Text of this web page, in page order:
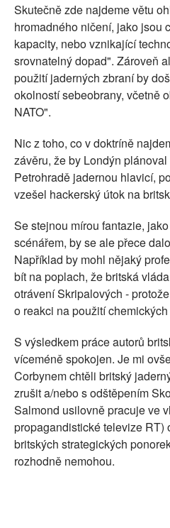
Skutečně zde najdeme větu
hromadného ničení, jako jsou
kapacity, nebo vznikající
srovnatelný dopad". Zároveň
použití jaderných zbraní by
okolností sebeobrany, včetně
NATO".
Nic z toho, co v doktríně
závěru, že by Londýn
Petrohradě jadernou hlavicí,
vzešel hackerský útok na
Se stejnou mírou fantazie,
scénářem, by se ale přece
Například by mohl nějaký
bít na poplach, že britská
otrávení Skripalových -
o reakci na použití
S výsledkem práce autorů
víceméně spokojen. Je mi
Corbynem chtěli britský
zrušit a/nebo s odštěpením
Salmond usilovně pracuje ve
propagandistické televize RT)
britských strategických
rozhodně nemohou.